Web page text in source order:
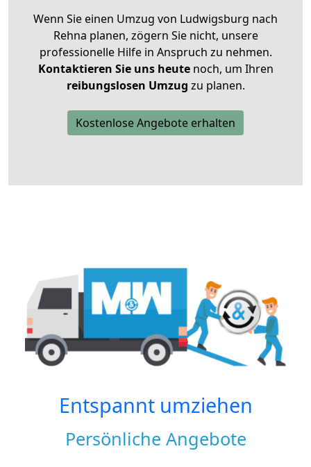
Wenn Sie einen Umzug von Ludwigsburg nach
Rehna planen, zögern Sie nicht, unsere
professionelle Hilfe in Anspruch zu nehmen.
Kontaktieren Sie uns heutenoch, um Ihren
reibungslosen Umzug zu planen.
Kostenlose Angebote erhalten
Entspannt umziehen
Persönliche Angebote